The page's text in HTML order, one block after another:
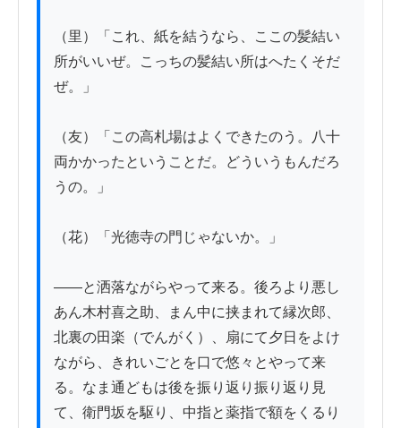
（里）「これ、紙を結うなら、ここの髪結い
所がいいぜ。こっちの髪結い所はへたくそだ
ぜ。」
（友）「この高札場はよくできたのう。八十
両かかったということだ。どういうもんだろ
うの。」
（花）「光徳寺の門じゃないか。」
——と洒落ながらやって来る。後ろより悪し
あん木村喜之助、まん中に挟まれて縁次郎、
北裏の田楽（でんがく）、扇にて夕日をよけ
ながら、きれいごとを口で悠々とやって来
る。なま通どもは後を振り返り振り返り見
て、衛門坂を駆り、中指と薬指で額をくるり